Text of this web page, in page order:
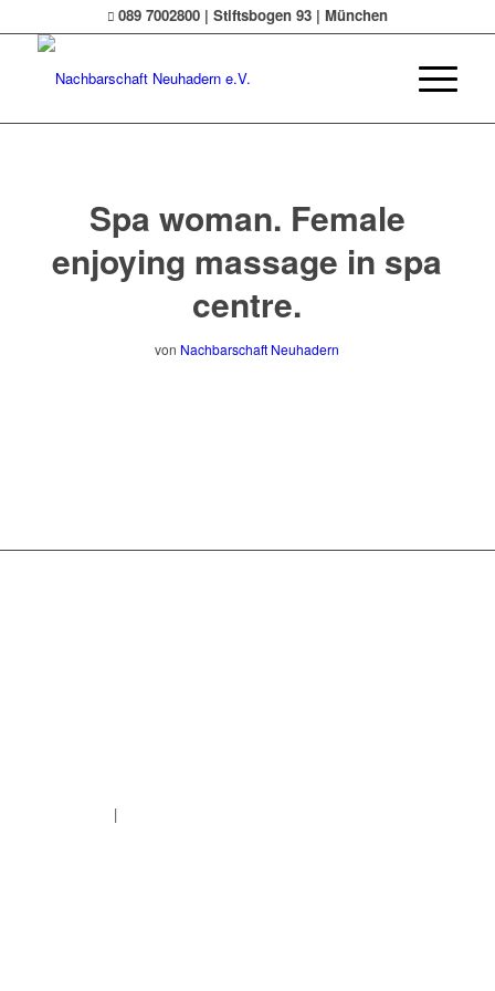
089 7002800 | Stiftsbogen 93 | München
Spa woman. Female
enjoying massage in spa
centre.
von Nachbarschaft Neuhadern
|